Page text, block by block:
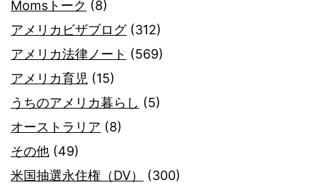
Momsトーク (8)
アメリカビザブログ(312)
アメリカ法律ノート (569)
アメリカ育児 (15)
うちのアメリカ暮らし (5)
オーストラリア (8)
その他 (49)
米国抽選永住権（DV）
(300)